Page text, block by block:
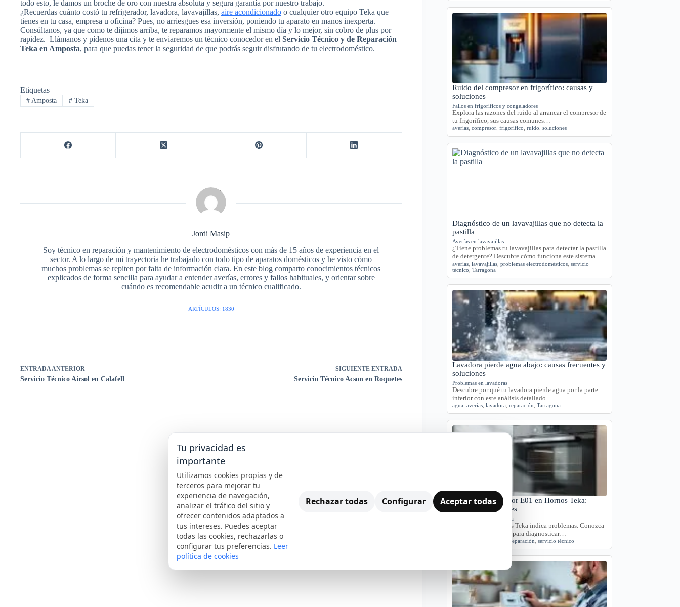
todo esto, le damos un broche de oro con nuestra absoluta y segura garantía por nuestro trabajo.
¿Recuerdas cuánto costó tu refrigerador, lavadora, lavavajillas, aire acondicionado o cualquier otro equipo Teka que
tienes en tu casa, empresa u oficina? Pues, no arriesgues esa inversión, poniendo tu aparato en manos inexperta.
Consúltanos, ya que como te dijimos arriba, te reparamos mayormente el mismo día y lo mejor, sin cobro de plus por
rapidez. Llámanos y pídenos una cita y te enviaremos un técnico conocedor en el Servicio Técnico y de Reparación
Teka en Amposta, para que puedas tener la seguridad de que podrás seguir disfrutando de tu electrodoméstico.
Etiquetas
#Amposta #Teka
Jordi Masip
Soy técnico en reparación y mantenimiento de electrodomésticos con más de 15 años de experiencia en el
sector. A lo largo de mi trayectoria he trabajado con todo tipo de aparatos domésticos y he visto cómo
muchos problemas se repiten por falta de información clara. En este blog comparto conocimientos técnicos
explicados de forma sencilla para ayudar a entender averías, errores y fallos habituales, y orientar sobre
cuándo es recomendable acudir a un técnico cualificado.
ARTÍCULOS: 1830
ENTRADA ANTERIOR
Servicio Técnico Airsol en Calafell
SIGUIENTE ENTRADA
Servicio Técnico Acson en Roquetes
Ruido del compresor en frigorífico: causas y
soluciones
Fallos en frigoríficos y congeladores
Explora las razones del ruido al arrancar el compresor de
tu frigorífico, sus causas comunes…
averías ,compresor ,frigorífico ,ruido ,soluciones
Diagnóstico de un lavavajillas que no detecta la
pastilla
Averías en lavavajillas
¿Tiene problemas tu lavavajillas para detectar la pastilla
de detergente? Descubre cómo funciona este sistema…
averías ,lavavajillas ,problemas electrodomésticos ,servicio
técnico ,Tarragona
Lavadora pierde agua abajo: causas frecuentes y
soluciones
Problemas en lavadoras
Descubre por qué tu lavadora pierde agua por la parte
inferior con este análisis detallado.…
agua ,averías ,lavadora ,reparación ,Tarragona
Significado del Error E01 en Hornos Teka:
Causas y Soluciones
Hornos y placas de cocina
El error E01 en hornos Teka indica problemas. Conozca
sus causas y síntomas para diagnosticar…
reparación ,servicio técnico
Tu privacidad es
importante
Utilizamos cookies propias y de
terceros para mejorar tu
experiencia de navegación,
analizar el tráfico del sitio y
ofrecer contenidos adaptados a
tus intereses. Puedes aceptar
todas las cookies, rechazarlas o
configurar tus preferencias. Leer
política de cookies
Rechazar todas Configurar Aceptar todas